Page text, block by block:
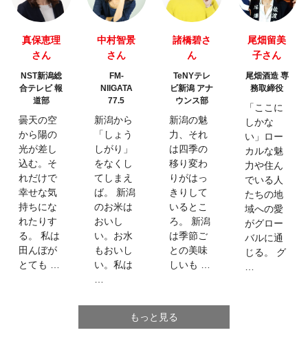
真保恵理
さん
NST新潟総
合テレビ 報
道部
曇天の空
から陽の
光が差し
込む。そ
れだけで
幸せな気
持ちにな
れたりす
る。 私は
田んぼが
とても …
中村智景
さん
FM-
NIIGATA
77.5
新潟から
「しょう
しがり」
をなくし
てしまえ
ば。 新潟
のお米は
おいし
い。お水
もおいし
い。私は
諸橋碧さ
ん
TeNYテレ
ビ新潟 アナ
ウンス部
新潟の魅
力、それ
は四季の
移り変わ
りがはっ
きりして
いるとこ
ろ。 新潟
は季節ご
との美味
しいも …
尾畑留美
子さん
尾畑酒造 専
務取締役
「ここに
しかな
い」ロー
カルな魅
力や住ん
でいる人
たちの地
域への愛
がグロー
バルに通
じる。 グ
もっと見る